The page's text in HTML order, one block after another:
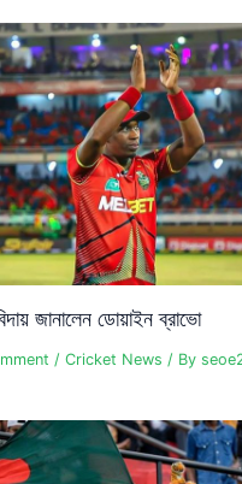
জানালেন ডোয়াইন ব্রাভো
/Cricket News / By